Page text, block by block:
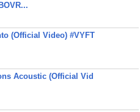
(Official Video) #VYFT
Acoustic (Official Vid